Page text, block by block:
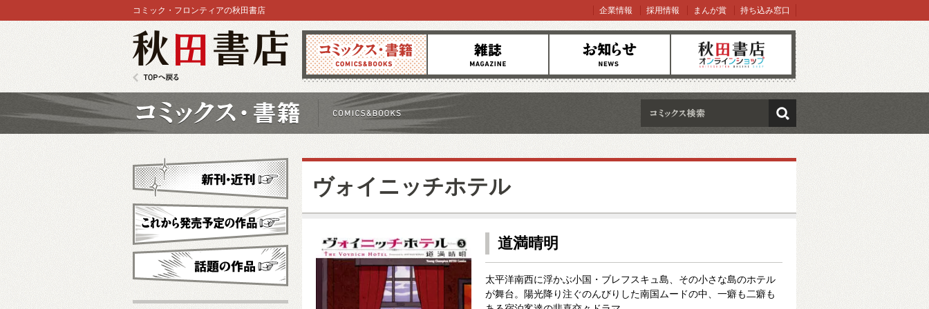
コミックス 雑誌 お知らせ オンラインショップ
コミック・フロンティアの秋田書店 企業情報 採用情報 まんが賞 持ち込み窓口
検索
ヴォイニッチホテル
道満晴明
太平洋南西に浮かぶ小国・ブレフスキュ島、その小さな島のホテル
が舞台。陽光降り注ぐのんびりした南国ムードの中、一癖も二癖も
新刊・近刊
これから発売予定